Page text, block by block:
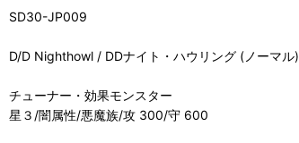
SD30-JP009
D/D Nighthowl / DDナイト・ハウリング (ノーマル)
チューナー・効果モンスター
星３/闇属性/悪魔族/攻 300/守 600